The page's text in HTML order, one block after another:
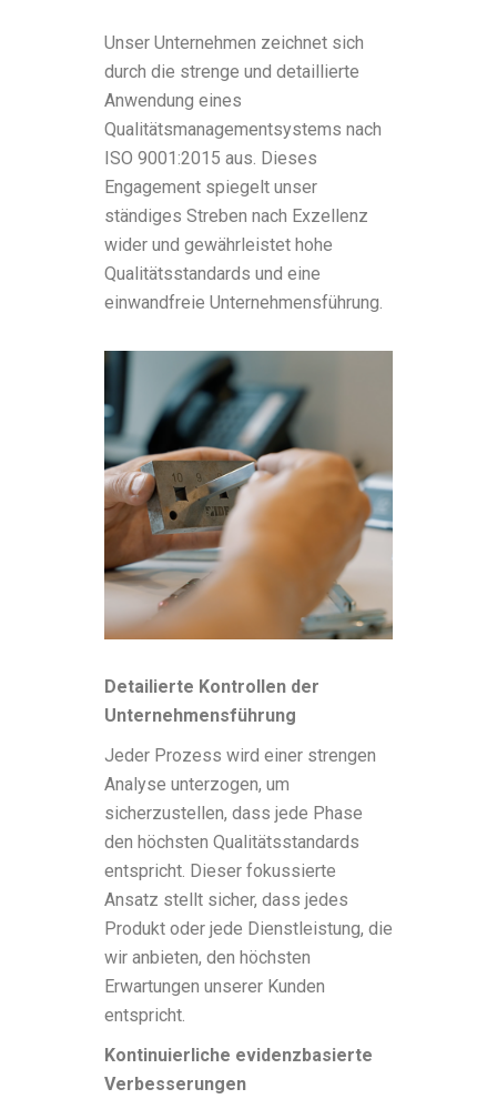
Unser Unternehmen zeichnet sich
durch die strenge und detaillierte
Anwendung eines
Qualitätsmanagementsystems nach
ISO 9001:2015 aus. Dieses
Engagement spiegelt unser
ständiges Streben nach Exzellenz
wider und gewährleistet hohe
Qualitätsstandards und eine
einwandfreie Unternehmensführung.
Detailierte Kontrollen der
Unternehmensführung
Jeder Prozess wird einer strengen
Analyse unterzogen, um
sicherzustellen, dass jede Phase
den höchsten Qualitätsstandards
entspricht. Dieser fokussierte
Ansatz stellt sicher, dass jedes
Produkt oder jede Dienstleistung, die
wir anbieten, den höchsten
Erwartungen unserer Kunden
entspricht.
Kontinuierliche evidenzbasierte
Verbesserungen